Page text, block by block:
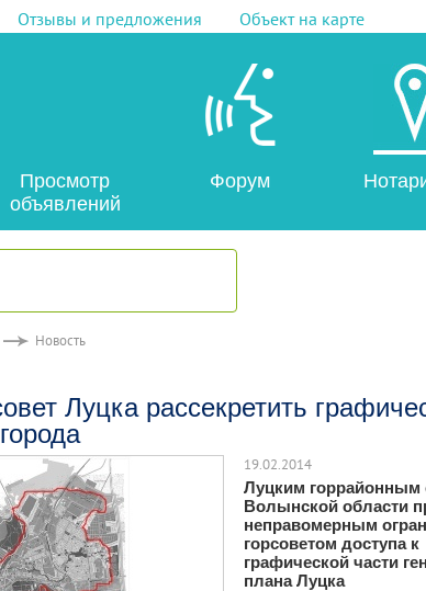
Отзывы и предложения Объект на карте
Просмотр
объявлений
Форум
Новость
Луцка рассекретить
19.02.2014
Луцким горрайонным
Волынской области
неправомерным
горсоветом доступа к
графической части
плана Луцка